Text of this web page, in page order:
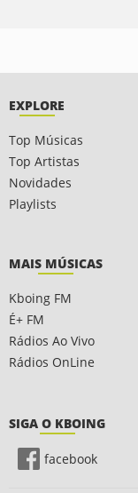
EXPLORE
Top Músicas
Top Artistas
Novidades
Playlists
MAIS MÚSICAS
Kboing FM
É+ FM
Rádios Ao Vivo
Rádios OnLine
SIGA O KBOING
facebook